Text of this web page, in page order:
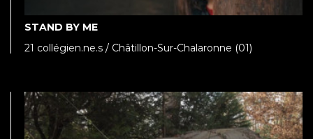
STAND BY ME
21 collégien.ne.s / Châtillon-Sur-Chalaronne (01)